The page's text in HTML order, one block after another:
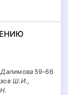
59-66
Ш.И.,